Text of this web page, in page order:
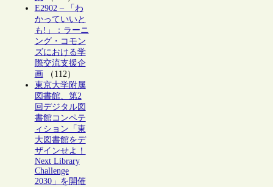
E2902 – 「わ
かっていいと
も!」：ラーニ
ング・コモン
ズにおける学
際交流支援企
画 （112）
東京大学附属
図書館、第2
回デジタル図
書館コンペテ
ィション「東
大図書館をデ
ザインせよ！
Next Library
Challenge
2030」を開催